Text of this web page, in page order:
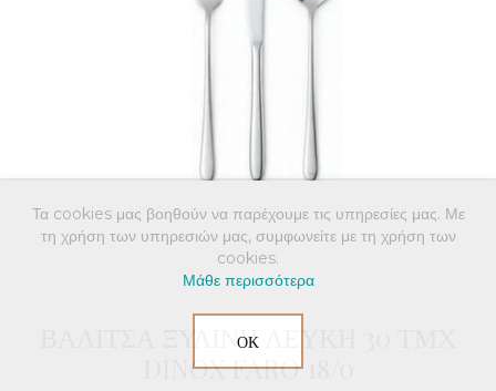
ΒΑΛΙΤΣΑ ΞΥΛΙΝΗ ΛΕΥΚΗ 30 ΤΜΧ
DINOX FARO 18/0
Τα cookies μας βοηθούν να παρέχουμε τις υπηρεσίες μας. Με
τη χρήση των υπηρεσιών μας, συμφωνείτε με τη χρήση των
cookies.
Μάθε περισσότερα
ΟΚ